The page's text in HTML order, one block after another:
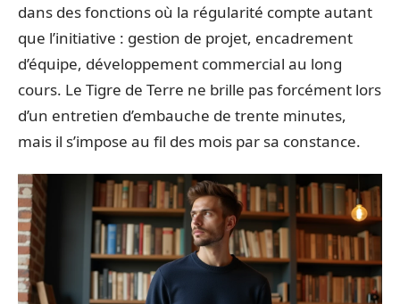
dans des fonctions où la régularité compte autant
que l’initiative : gestion de projet, encadrement
d’équipe, développement commercial au long
cours. Le Tigre de Terre ne brille pas forcément lors
d’un entretien d’embauche de trente minutes,
mais il s’impose au fil des mois par sa constance.